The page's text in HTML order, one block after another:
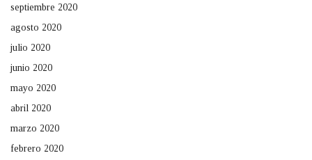
septiembre 2020
agosto 2020
julio 2020
junio 2020
mayo 2020
abril 2020
marzo 2020
febrero 2020